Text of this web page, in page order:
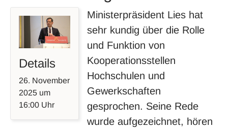
Details
26. November
2025 um
16:00 Uhr
Ministerpräsident Lies hat
sehr kundig über die Rolle
und Funktion von
Kooperationsstellen
Hochschulen und
Gewerkschaften
gesprochen. Seine Rede
wurde aufgezeichnet, hören